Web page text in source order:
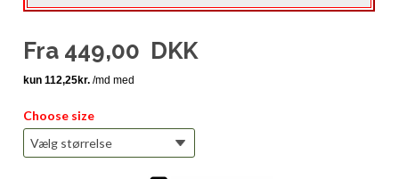
Fra 449,00 DKK
Choose size